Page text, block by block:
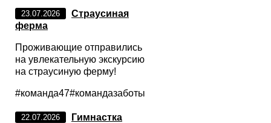
23.07.2026
Страусиная
ферма
Проживающие отправились
на увлекательную экскурсию
на страусиную ферму!
#команда47#командазаботы
22.07.2026 Гимнастка